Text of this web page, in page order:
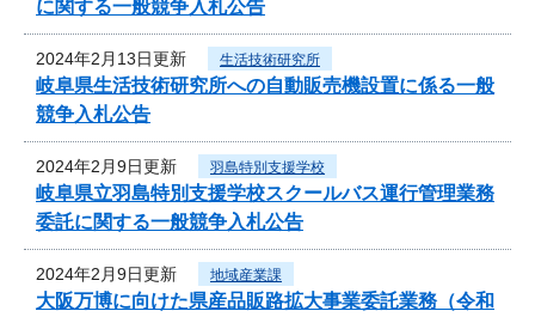
に関する一般競争入札公告
2024年2月13日更新 生活技術研究所
岐阜県生活技術研究所への自動販売機設置に係る一般
競争入札公告
2024年2月9日更新 羽島特別支援学校
岐阜県立羽島特別支援学校スクールバス運行管理業務
委託に関する一般競争入札公告
2024年2月9日更新 地域産業課
大阪万博に向けた県産品販路拡大事業委託業務（令和